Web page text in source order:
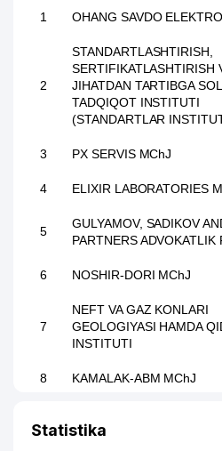
1 OHANG SAVDO
2
STANDARTLASHTIRISH,
SERTIFIKATLASHTIRISH
JIHATDAN TARTIBGA
TADQIQOT INSTITUTI
(STANDARTLAR
3 PX SERVIS MChJ
4 ELIXIR LABORATORIES
5
GULYAMOV, SADIKOV
PARTNERS ADVOKATLIK
6 NOSHIR-DORI MChJ
7
NEFT VA GAZ KONLARI
GEOLOGIYASI HAMDA
INSTITUTI
8 KAMALAK-ABM MChJ
Statistika